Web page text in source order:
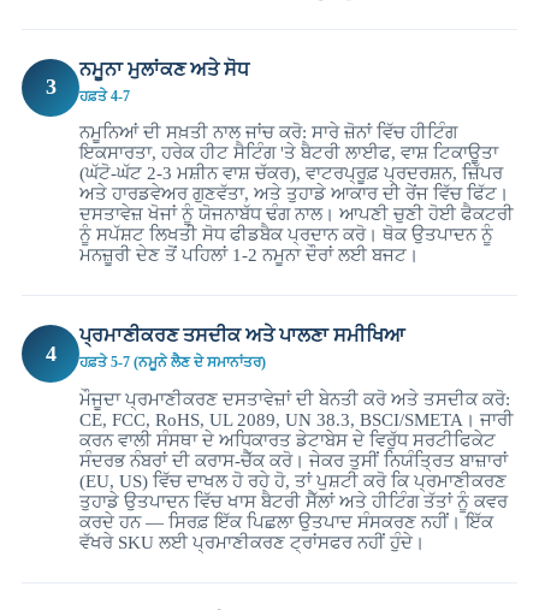
3
ਨਮੂਨਾ ਮੁਲਾਂਕਣ ਅਤੇ ਸੋਧ
ਹਫ਼ਤੇ 4-7
ਨਮੂਨਿਆਂ ਦੀ ਸਖ਼ਤੀ ਨਾਲ ਜਾਂਚ ਕਰੋ: ਸਾਰੇ ਜ਼ੋਨਾਂ ਵਿੱਚ ਹੀਟਿੰਗ
ਇਕਸਾਰਤਾ, ਹਰੇਕ ਹੀਟ ਸੈਟਿੰਗ 'ਤੇ ਬੈਟਰੀ ਲਾਈਫ, ਵਾਸ਼ ਟਿਕਾਊਤਾ
(ਘੱਟੋ-ਘੱਟ 2-3 ਮਸ਼ੀਨ ਵਾਸ਼ ਚੱਕਰ), ਵਾਟਰਪ੍ਰੂਫ਼ ਪ੍ਰਦਰਸ਼ਨ, ਜ਼ਿੱਪਰ
ਅਤੇ ਹਾਰਡਵੇਅਰ ਗੁਣਵੱਤਾ, ਅਤੇ ਤੁਹਾਡੇ ਆਕਾਰ ਦੀ ਰੇਂਜ ਵਿੱਚ ਫਿੱਟ।
ਦਸਤਾਵੇਜ਼ ਖੋਜਾਂ ਨੂੰ ਯੋਜਨਾਬੱਧ ਢੰਗ ਨਾਲ। ਆਪਣੀ ਚੁਣੀ ਹੋਈ ਫੈਕਟਰੀ
ਨੂੰ ਸਪੱਸ਼ਟ ਲਿਖਤੀ ਸੋਧ ਫੀਡਬੈਕ ਪ੍ਰਦਾਨ ਕਰੋ। ਥੋਕ ਉਤਪਾਦਨ ਨੂੰ
ਮਨਜ਼ੂਰੀ ਦੇਣ ਤੋਂ ਪਹਿਲਾਂ 1-2 ਨਮੂਨਾ ਦੌਰਾਂ ਲਈ ਬਜਟ।
4
ਪ੍ਰਮਾਣੀਕਰਣ ਤਸਦੀਕ ਅਤੇ ਪਾਲਣਾ ਸਮੀਖਿਆ
ਹਫ਼ਤੇ 5-7 (ਨਮੂਨੇ ਲੈਣ ਦੇ ਸਮਾਨਾਂਤਰ)
ਮੌਜੂਦਾ ਪ੍ਰਮਾਣੀਕਰਣ ਦਸਤਾਵੇਜ਼ਾਂ ਦੀ ਬੇਨਤੀ ਕਰੋ ਅਤੇ ਤਸਦੀਕ ਕਰੋ:
CE, FCC, RoHS, UL 2089, UN 38.3, BSCI/SMETA। ਜਾਰੀ
ਕਰਨ ਵਾਲੀ ਸੰਸਥਾ ਦੇ ਅਧਿਕਾਰਤ ਡੇਟਾਬੇਸ ਦੇ ਵਿਰੁੱਧ ਸਰਟੀਫਿਕੇਟ
ਸੰਦਰਭ ਨੰਬਰਾਂ ਦੀ ਕਰਾਸ-ਚੈੱਕ ਕਰੋ। ਜੇਕਰ ਤੁਸੀਂ ਨਿਯੰਤ੍ਰਿਤ ਬਾਜ਼ਾਰਾਂ
(EU, US) ਵਿੱਚ ਦਾਖਲ ਹੋ ਰਹੇ ਹੋ, ਤਾਂ ਪੁਸ਼ਟੀ ਕਰੋ ਕਿ ਪ੍ਰਮਾਣੀਕਰਣ
ਤੁਹਾਡੇ ਉਤਪਾਦਨ ਵਿੱਚ ਖਾਸ ਬੈਟਰੀ ਸੈੱਲਾਂ ਅਤੇ ਹੀਟਿੰਗ ਤੱਤਾਂ ਨੂੰ ਕਵਰ
ਕਰਦੇ ਹਨ — ਸਿਰਫ਼ ਇੱਕ ਪਿਛਲਾ ਉਤਪਾਦ ਸੰਸਕਰਣ ਨਹੀਂ। ਇੱਕ
ਵੱਖਰੇ SKU ਲਈ ਪ੍ਰਮਾਣੀਕਰਣ ਟ੍ਰਾਂਸਫਰ ਨਹੀਂ ਹੁੰਦੇ।